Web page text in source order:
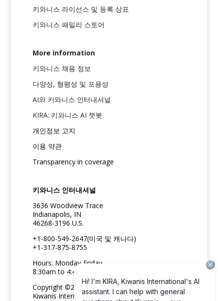
키와니스 라이선스 및 등록 상표
키와니스 패밀리 스토어
More information
키와니스 채용 정보
다양성, 형평성 및 포용성
AI와 키와니스 인터내셔널
KIRA: 키와니스 AI 챗봇
개인정보 고지
이용 약관
Transparency in coverage
키와니스 인터내셔널
3636 Woodview Trace
Indianapolis, IN
46268-3196 U.S.
+1-800-549-2647(미국 및 캐나다)
+1-317-875-8755
Hours: Monday-Friday
8:30am to 4:45pm ET
Copyright ©2026
Kiwanis International